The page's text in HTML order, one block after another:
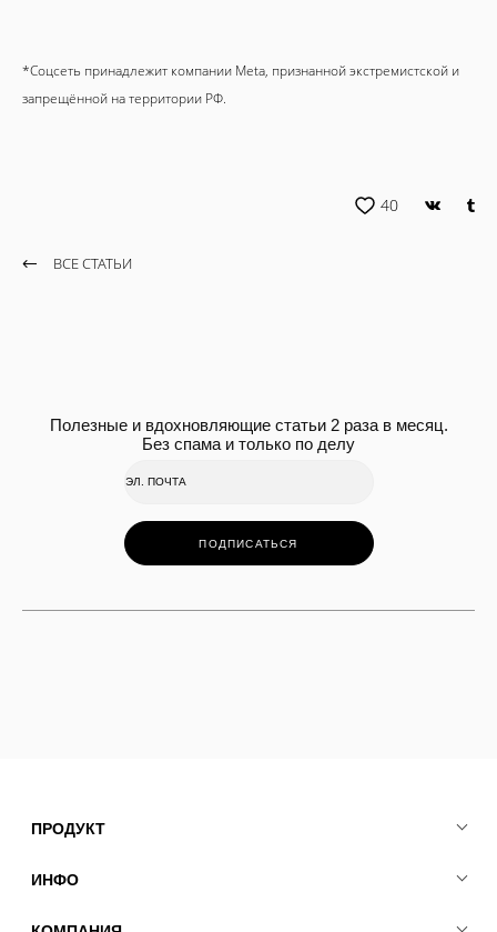
*Соцсеть принадлежит компании Meta, признанной экстремистской и
запрещённой на территории РФ.
40
ВСЕ СТАТЬИ
Полезные и вдохновляющие статьи 2 раза в месяц.
Без спама и только по делу
ПОДПИСАТЬСЯ
ПРОДУКТ
ИНФО